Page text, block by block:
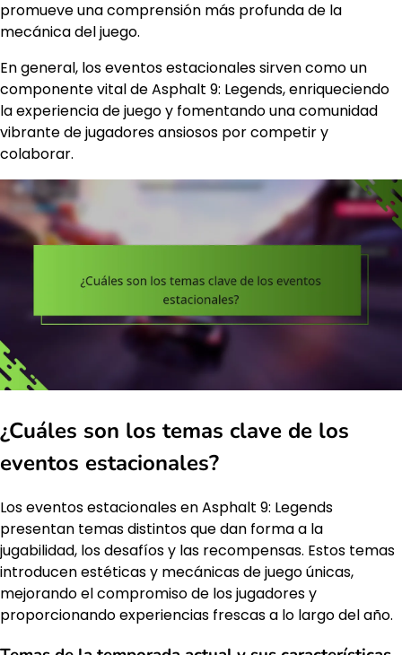
promueve una comprensión más profunda de la
mecánica del juego.
En general, los eventos estacionales sirven como un
componente vital de Asphalt 9: Legends, enriqueciendo
la experiencia de juego y fomentando una comunidad
vibrante de jugadores ansiosos por competir y
colaborar.
¿Cuáles son los temas clave de los
eventos estacionales?
Los eventos estacionales en Asphalt 9: Legends
presentan temas distintos que dan forma a la
jugabilidad, los desafíos y las recompensas. Estos temas
introducen estéticas y mecánicas de juego únicas,
mejorando el compromiso de los jugadores y
proporcionando experiencias frescas a lo largo del año.